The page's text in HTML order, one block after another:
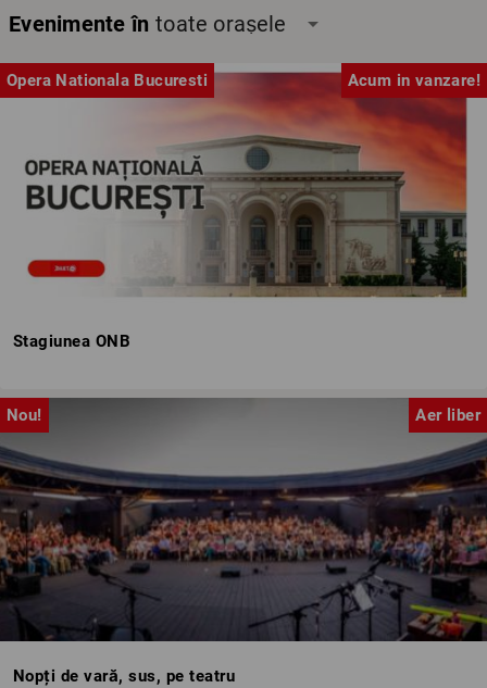
Evenimente în toate orașele arrow_drop_down
Opera Nationala Bucuresti Acum in vanzare!
Stagiunea ONB
Nou! Aer liber
Nopți de vară, sus, pe teatru